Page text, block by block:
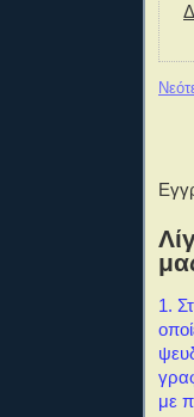
1.
με